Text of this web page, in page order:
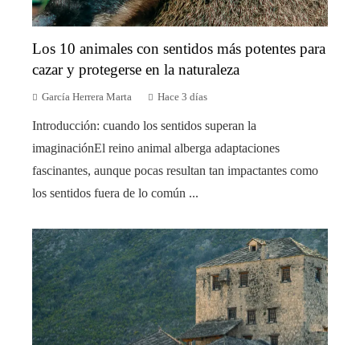
Los 10 animales con sentidos más potentes para
cazar y protegerse en la naturaleza
García Herrera Marta Hace 3 días
Introducción: cuando los sentidos superan la
imaginaciónEl reino animal alberga adaptaciones
fascinantes, aunque pocas resultan tan impactantes como
los sentidos fuera de lo común ...